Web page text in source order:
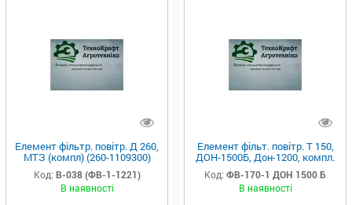
Елемент фільтр. повітр. Д 260,
МТЗ (компл) (260-1109300)
(Україна)
Код: В-038 (ФВ-1-1221)
В наявності
Елемент фільт. повітр. Т 150,
ДОН-1500Б, Дон-1200, компл.
Код: ФВ-170-1 ДОН 1500 Б
В наявності